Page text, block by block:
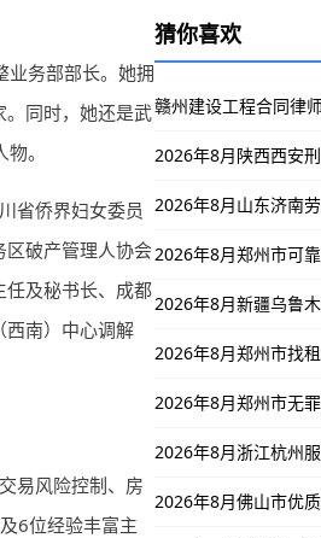
业务部部长。她拥
。同时，她还是武
。
省侨界妇女委员
区破产管理人协会
任及秘书长、成都
西南）中心调解
易风险控制、房
6位经验丰富主
猜你喜欢